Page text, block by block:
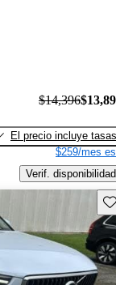
$14,396
El precio incluye tasas
$259/mes
Verif. disponibilidad